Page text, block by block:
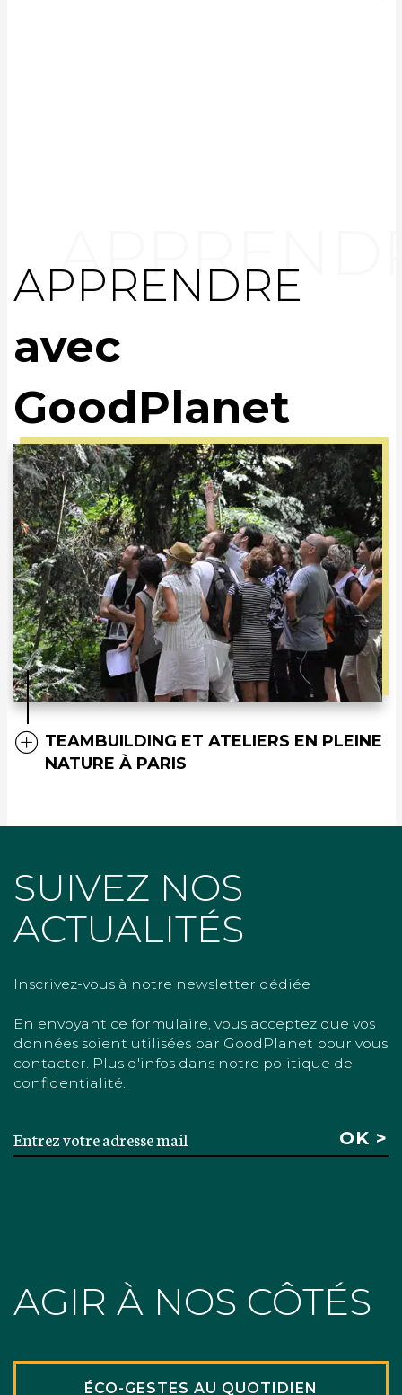
APPRENDRE
avec
GoodPlanet
TEAMBUILDING ET ATELIERS EN PLEINE
NATURE À PARIS
SUIVEZ NOS
ACTUALITÉS
Inscrivez-vous à notre newsletter dédiée
En envoyant ce formulaire, vous acceptez que vos
données soient utilisées par GoodPlanet pour vous
contacter. Plus d'infos dans notre politique de
confidentialité.
AGIR À NOS CÔTÉS
ÉCO-GESTES AU QUOTIDIEN